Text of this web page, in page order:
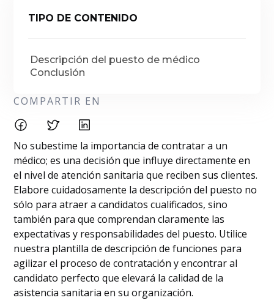
TIPO DE CONTENIDO
Descripción del puesto de médico
Conclusión
COMPARTIR EN
No subestime la importancia de contratar a un
médico; es una decisión que influye directamente en
el nivel de atención sanitaria que reciben sus clientes.
Elabore cuidadosamente la descripción del puesto no
sólo para atraer a candidatos cualificados, sino
también para que comprendan claramente las
expectativas y responsabilidades del puesto. Utilice
nuestra plantilla de descripción de funciones para
agilizar el proceso de contratación y encontrar al
candidato perfecto que elevará la calidad de la
asistencia sanitaria en su organización.